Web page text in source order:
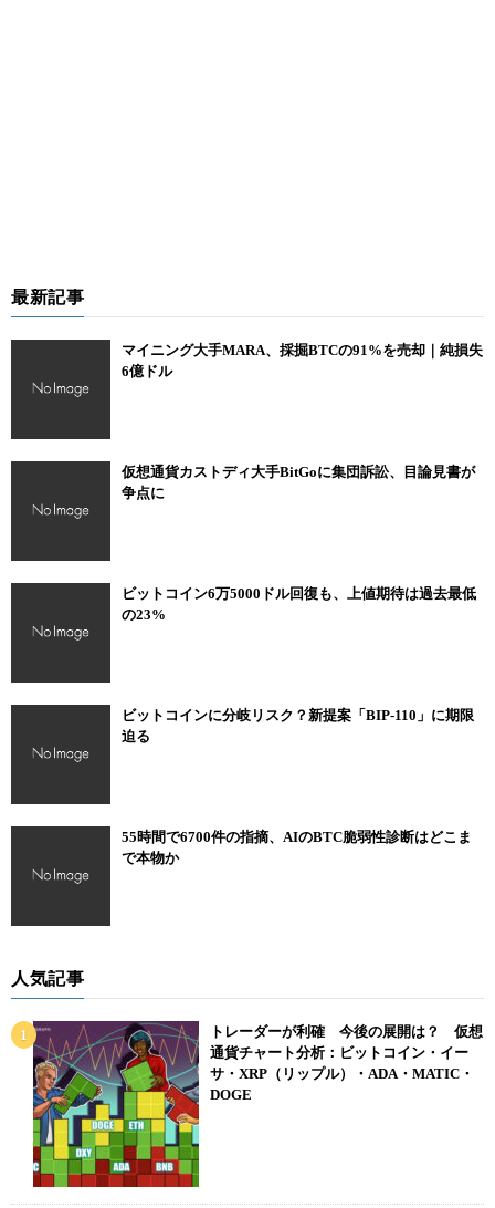
最新記事
マイニング大手MARA、採掘BTCの91%を売却｜純損失
6億ドル
仮想通貨カストディ大手BitGoに集団訴訟、目論見書が
争点に
ビットコイン6万5000ドル回復も、上値期待は過去最低
の23%
ビットコインに分岐リスク？新提案「BIP-110」に期限
迫る
55時間で6700件の指摘、AIのBTC脆弱性診断はどこま
で本物か
人気記事
トレーダーが利確 今後の展開は？ 仮想
通貨チャート分析：ビットコイン・イー
サ・XRP（リップル）・ADA・MATIC・
DOGE